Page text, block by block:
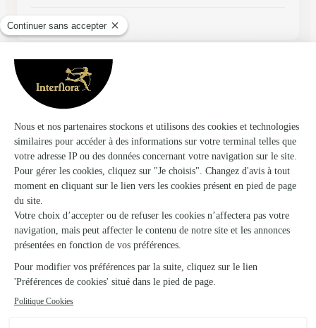
★ ★ ★
Rapide ponctuelle jolie efficace
Rapide ponctuelle jolie efficace
07/05/2026
★ ★ ★ ★ ★
J'ai envoyé un bouquet en chocolats… magnifique
J'ai envoyé un bouquet en chocolats qui leur est parvenu le
11dernier pour Pâques et la famille m'a envoyée une photo et
surprise
17/04/2026